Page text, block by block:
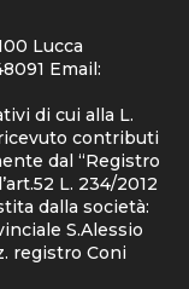
Lucca
Email:
di cui alla L.
contributi
dal “Registro
L. 234/2012
dalla società:
S.Alessio
registro Coni